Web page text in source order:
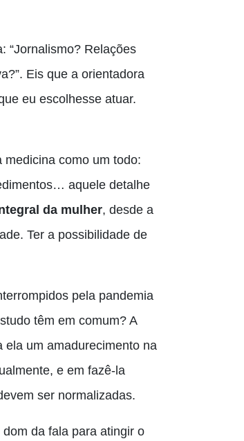
“Jornalismo? Relações
Eis que a orientadora
eu escolhesse atuar.
como um todo:
aquele detalhe
da mulher, desde a
Ter a possibilidade de
pela pandemia
têm em comum? A
ela um amadurecimento na
e em fazê-la
ser normalizadas.
da fala para atingir o